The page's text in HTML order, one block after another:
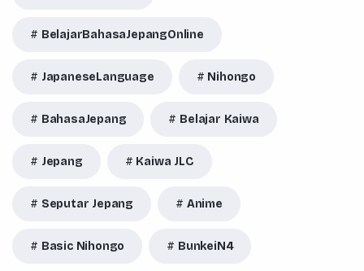
BelajarBahasaJepangOnline
JapaneseLanguage Nihongo
BahasaJepang Belajar Kaiwa
Jepang Kaiwa JLC
Seputar Jepang Anime
Basic Nihongo BunkeiN4